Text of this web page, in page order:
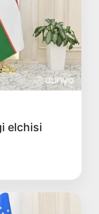
elchisi